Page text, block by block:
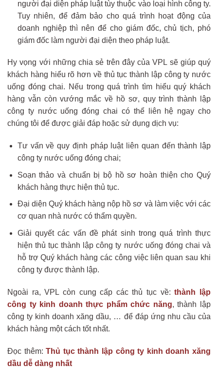
người đại diện pháp luật tùy thuộc vào loại hình công ty.
Tuy nhiên, để đảm bảo cho quá trình hoạt động của
doanh nghiệp thì nên để cho giám đốc, chủ tịch, phó
giám đốc làm người đại diện theo pháp luật.
Hy vọng với những chia sẻ trên đây của VPL sẽ giúp quý
khách hàng hiểu rõ hơn về thủ tục thành lập công ty nước
uống đóng chai. Nếu trong quá trình tìm hiểu quý khách
hàng vẫn còn vướng mắc về hồ sơ, quy trình thành lập
công ty nước uống đóng chai có thể liên hệ ngay cho
chúng tôi để được giải đáp hoặc sử dụng dịch vụ:
Tư vấn về quy định pháp luật liên quan đến thành lập
công ty nước uống đóng chai;
Soạn thảo và chuẩn bị bộ hồ sơ hoàn thiện cho Quý
khách hàng thực hiện thủ tục.
Đại diện Quý khách hàng nộp hồ sơ và làm việc với các
cơ quan nhà nước có thẩm quyền.
Giải quyết các vấn đề phát sinh trong quá trình thực
hiện thủ tục thành lập công ty nước uống đóng chai và
hỗ trợ Quý khách hàng các công việc liên quan sau khi
công ty được thành lập.
Ngoài ra, VPL còn cung cấp các thủ tục về:thành lập
công ty kinh doanh thực phẩm chức năng, thành lập
công ty kinh doanh xăng dầu, … để đáp ứng nhu cầu của
khách hàng một cách tốt nhất.
Đọc thêm:Thủ tục thành lập công ty kinh doanh xăng
dầu dễ dàng nhất